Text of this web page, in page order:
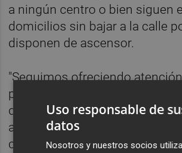
a ningún centro o bien siguen
domicilios sin bajar a la calle
disponen de ascensor.
"Seguimos ofreciendo
podemos llegar", ha señalado
declaraciones a Europa Press,
asegura que la afectación
colectivo "ha sido mucho,
Uso responsable de
datos
Nosotros y nuestros socios